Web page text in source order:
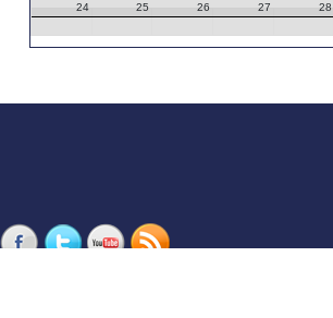
24 25 26 27 28